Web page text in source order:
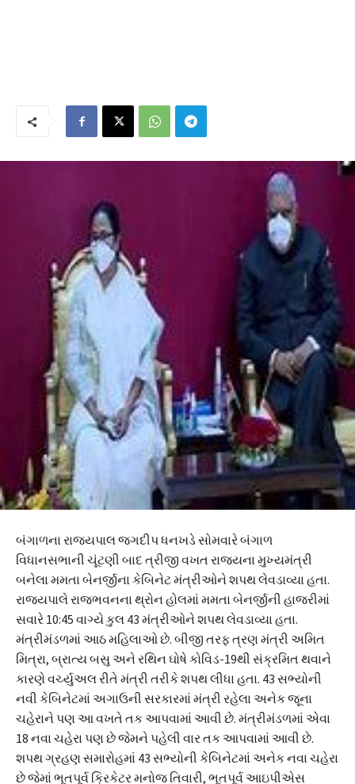
બંગાળના રાજ્યપાલ જગદીપ ધનખડે સોમવારે બંગાળ
વિધાનસભાની ચૂંટણી બાદ ત્રીજી વખત રાજ્યના મુખ્યમંત્રી
બનેલા મમતા બેનર્જીના કેબિનેટ મંત્રીઓને શપથ લેવડાવ્યા હતા.
રાજ્યપાલે રાજભવનના થ્રોન હોલમાં મમતા બેનર્જીની હાજરીમાં
સવારે 10:45 વાગ્યે કુલ 43 મંત્રીઓને શપથ લેવડાવ્યા હતા.
મંત્રીમંડળમાં આઠ મહિલાઓ છે. બીજી તરફ ત્રણ મંત્રી અમિત
મિત્રા, બ્રાત્ય બસુ અને રથિન ઘોષે કોવિડ-19થી સંક્રમિત થવાને
કારણે વર્ચ્યુઅલ રીતે મંત્રી તરીકે શપથ લીધા હતા. 43 સભ્યોની
નવી કેબિનેટમાં અગાઉની સરકારમાં મંત્રી રહેલા અનેક જૂના
ચહેરાને પણ આ વખતે તક આપવામાં આવી છે. મંત્રીમંડળમાં એવા
18 નવા ચહેરા પણ છે જેમને પહેલી વાર તક આપવામાં આવી છે.
શપથ ગ્રહણ સમારોહમાં 43 સભ્યોની કેબિનેટમાં અનેક નવા ચહેરા
છે જેમાં ભૂતપૂર્વ ક્રિકેટર મનોજ તિવારી, ભૂતપૂર્વ આઇપીએસ